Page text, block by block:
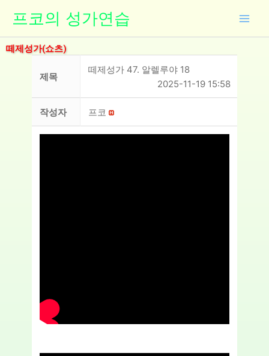
츠
로
프코의 성가연습
떼제성가(쇼츠)
제목
떼제성가 47. 알렐루야 18
2025-11-19 15:58
작성자 프코